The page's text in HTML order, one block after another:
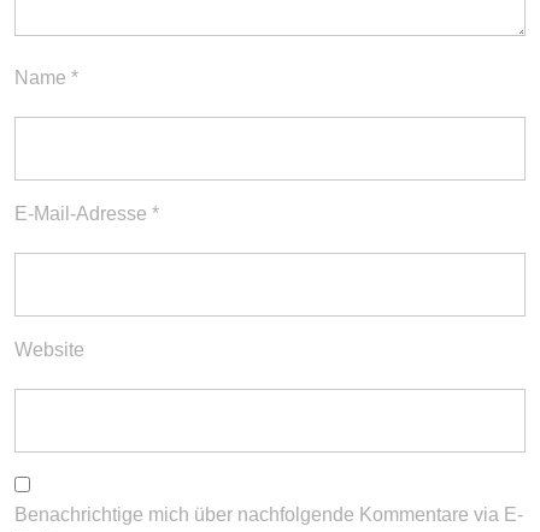
Name *
E-Mail-Adresse *
Website
Benachrichtige mich über nachfolgende Kommentare via E-